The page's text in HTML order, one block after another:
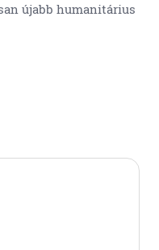
újabb humanitárius